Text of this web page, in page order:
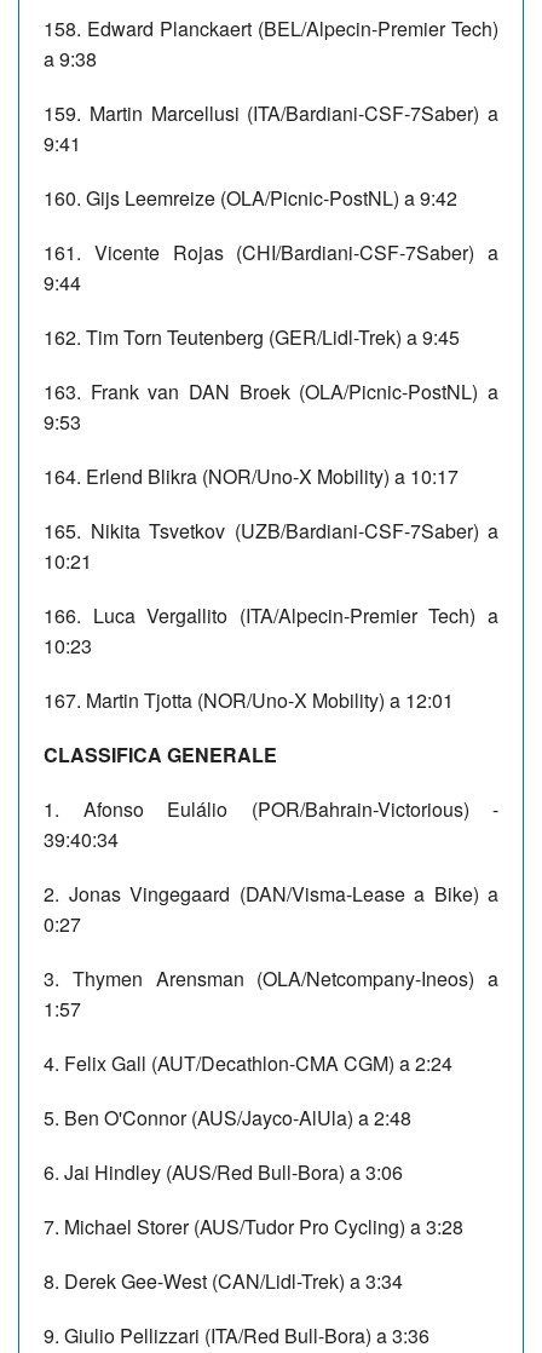
158. Edward Planckaert (BEL/Alpecin-Premier Tech)
a 9:38
159. Martin Marcellusi (ITA/Bardiani-CSF-7Saber) a
9:41
160. Gijs Leemreize (OLA/Picnic-PostNL) a 9:42
161. Vicente Rojas (CHI/Bardiani-CSF-7Saber) a
9:44
162. Tim Torn Teutenberg (GER/Lidl-Trek) a 9:45
163. Frank van DAN Broek (OLA/Picnic-PostNL) a
9:53
164. Erlend Blikra (NOR/Uno-X Mobility) a 10:17
165. Nikita Tsvetkov (UZB/Bardiani-CSF-7Saber) a
10:21
166. Luca Vergallito (ITA/Alpecin-Premier Tech) a
10:23
167. Martin Tjotta (NOR/Uno-X Mobility) a 12:01
CLASSIFICA GENERALE
1. Afonso Eulálio (POR/Bahrain-Victorious) -
39:40:34
2. Jonas Vingegaard (DAN/Visma-Lease a Bike) a
0:27
3. Thymen Arensman (OLA/Netcompany-Ineos) a
1:57
4. Felix Gall (AUT/Decathlon-CMA CGM) a 2:24
5. Ben O'Connor (AUS/Jayco-AlUla) a 2:48
6. Jai Hindley (AUS/Red Bull-Bora) a 3:06
7. Michael Storer (AUS/Tudor Pro Cycling) a 3:28
8. Derek Gee-West (CAN/Lidl-Trek) a 3:34
9. Giulio Pellizzari (ITA/Red Bull-Bora) a 3:36